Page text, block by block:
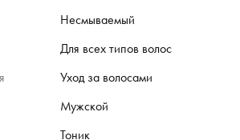
Несмываемый
Для всех типов волос
Уход за волосами
Мужской
Тоник